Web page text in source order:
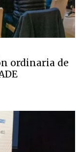
ordinaria de